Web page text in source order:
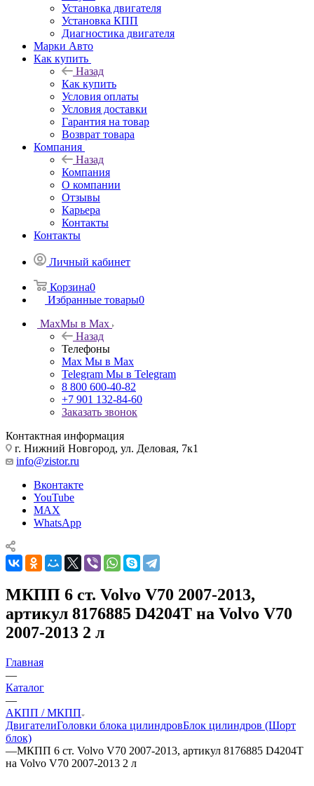
Установка двигателя
Установка КПП
Диагностика двигателя
Марки Авто
Как купить
Назад
Как купить
Условия оплаты
Условия доставки
Гарантия на товар
Возврат товара
Компания
Назад
Компания
О компании
Отзывы
Карьера
Контакты
Контакты
Личный кабинет
Корзина0
Избранные товары0
MaxМы в Max
Назад
Телефоны
Max Мы в Max
Telegram Мы в Telegram
8 800 600-40-82
+7 901 132-84-60
Заказать звонок
Контактная информация
г. Нижний Новгород, ул. Деловая, 7к1
info@zistor.ru
Вконтакте
YouTube
MAX
WhatsApp
МКПП 6 ст. Volvo V70 2007-2013,
артикул 8176885 D4204T на Volvo V70
2007-2013 2 л
Главная
—
Каталог
—
АКПП / МКПП
ДвигателиГоловки блока цилиндровБлок цилиндров (Шорт
блок)
—МКПП 6 ст. Volvo V70 2007-2013, артикул 8176885 D4204T
на Volvo V70 2007-2013 2 л